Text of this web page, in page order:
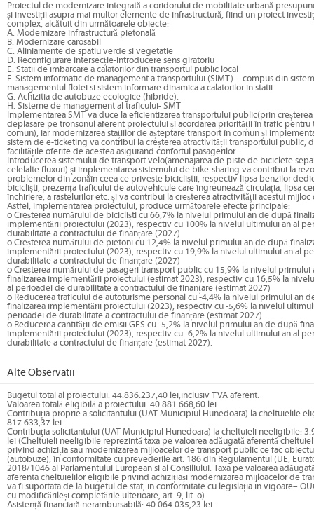
Proiectul de modernizare integrată a coridorului de mobilitate urbană
și investiții asupra mai multor elemente de infrastructură, fiind un proiect
complex, alcătuit din următoarele obiecte:
A. Modernizare infrastructură pietonală
B. Modernizare carosabil
C. Aliniamente de spatiu verde si vegetatie
D. Reconfigurare intersecție-introducere sens giratoriu
E. Statii de imbarcare a calatorilor din transportul public local
F. Sistem informatic de management a transportului (SIMT) – compus din
managementul flotei si sistem informare dinamica a calatorilor in statii
G. Achizitia de autobuze ecologice (hibride).
H. Sisteme de management al traficului- SMT
Implementarea SMT va duce la eficientizarea transportului public(prin
deplasare pe tronsonul aferent proiectului și acordarea priorității în trafic pentru
comun), iar modernizarea stațiilor de așteptare transport în comun și
sistem de e-ticketing va contribui la creșterea atractivității transportului public,
facilitățile oferite de acestea asigurând confortul pasagerilor.
Introducerea sistemului de transport velo(amenajarea de piste de biciclete
celelalte fluxuri) și implementarea sistemului de bike-sharing va contribui la
problemelor din zonăîn ceea ce privește bicicliștii, respectiv lipsa benzilor
bicicliști, prezența traficului de autovehicule care îngreunează circulația, lipsa
închiriere, a rastelurilor etc. și va contribui la creșterea atractivității acestui mijloc
Astfel, implementarea proiectului, produce următoarele efecte principale:
o Creșterea numărului de bicicliști cu 66,7% la nivelul primului an de după
implementării proiectului (2023), respectiv cu 100% la nivelul ultimului an al
durabilitate a contractului de finanțare (2027)
o Creșterea numărului de pietoni cu 12,4% la nivelul primului an de după
implementării proiectului (2023), respectiv cu 19,9% la nivelul ultimului an al
durabilitate a contractului de finanțare (2027)
o Creșterea numărului de pasageri transport public cu 15,9% la nivelul primului
finalizarea implementării proiectului (estimat 2023), respectiv cu 16,5% la
al perioadei de durabilitate a contractului de finanțare (estimat 2027)
o Reducerea traficului de autoturisme personal cu -4,4% la nivelul primului an
finalizarea implementării proiectului (2023), respectiv cu -5,6% la nivelul
perioadei de durabilitate a contractului de finanțare (estimat 2027)
o Reducerea cantității de emisii GES cu -5,2% la nivelul primului an de după
implementării proiectului (2023), respectiv cu -6,2% la nivelul ultimului an al
durabilitate a contractului de finanțare (estimat 2027).
Alte Observatii
Bugetul total al proiectului: 44.836.237,40 lei,inclusiv TVA aferent.
Valoarea totală eligibilă a proiectului: 40.881.668,60 lei.
Contribuția proprie a solicitantului (UAT Municipiul Hunedoara) la cheltuielile
817.633,37 lei.
Contribuţia solicitantului (UAT Municipiul Hunedoara) la cheltuieli neeligibile:
lei (Cheltuieli neeligibile reprezintă taxa pe valoarea adăugată aferentă
privind achiziția sau modernizarea mijloacelor de transport public ce fac
(autobuze), în conformitate cu prevederile art. 186 din Regulamentul (UE,
2018/1046 al Parlamentului European si al Consiliului. Taxa pe valoarea
aferenta cheltuielilor eligibile privind achizițiași modernizarea mijloacelor de
va fi suportata de la bugetul de stat, în conformitate cu legislația în vigoare–
cu modificărileși completările ulterioare, art. 9, lit. o).
Asistență financiară nerambursabilă: 40.064.035,23 lei.